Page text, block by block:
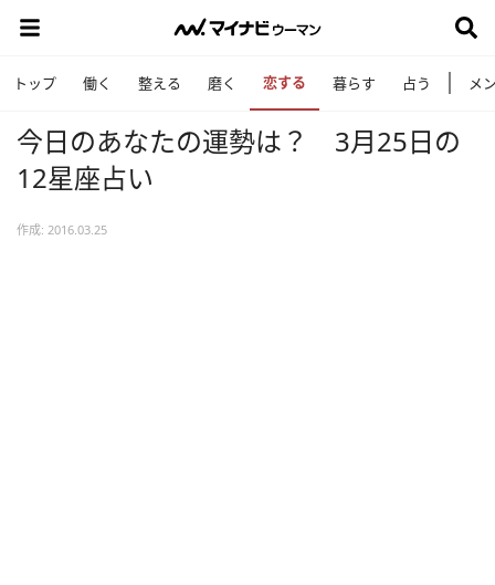
トップ 働く 整える 磨く 恋する 暮らす 占う メ
今日のあなたの運勢は？ 3月25日の
12星座占い
作成: 2016.03.25